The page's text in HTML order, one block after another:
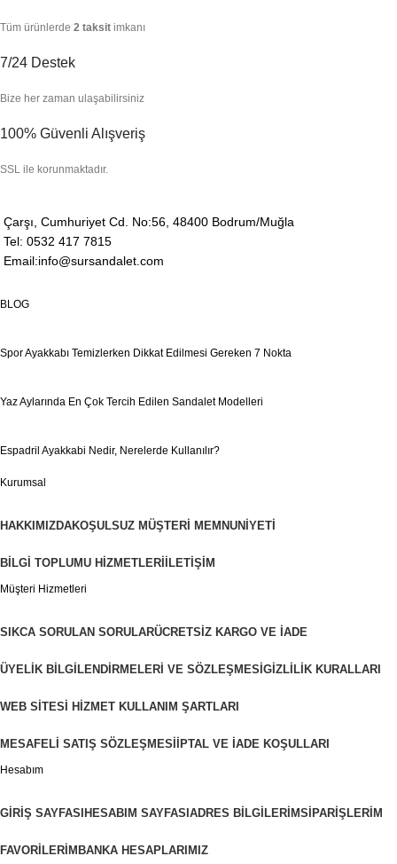
Tüm ürünlerde 2 taksit imkanı
7/24 Destek
Bize her zaman ulaşabilirsiniz
100% Güvenli Alışveriş
SSL ile korunmaktadır.
Çarşı, Cumhuriyet Cd. No:56, 48400 Bodrum/Muğla
Tel: 0532 417 7815
Email:info@sursandalet.com
BLOG
Spor Ayakkabı Temizlerken Dikkat Edilmesi Gereken 7 Nokta
Yaz Aylarında En Çok Tercih Edilen Sandalet Modelleri
Espadril Ayakkabi Nedir, Nerelerde Kullanılır?
Kurumsal
HAKKIMIZDAKOŞULSUZ MÜŞTERI MEMNUNIYETI
BILGI TOPLUMU HIZMETLERIİLETIŞIM
Müşteri Hizmetleri
SIKCA SORULAN SORULARÜCRETSIZ KARGO VE İADE
ÜYELIK BILGILENDIRMELERI VE SÖZLEŞMESIGIZLILIK KURALLARI
WEB SITESI HIZMET KULLANIM ŞARTLARI
MESAFELI SATIŞ SÖZLEŞMESIİPTAL VE İADE KOŞULLARI
Hesabım
GIRIŞ SAYFASIHESABIM SAYFASIADRES BILGILERIMSIPARIŞLERIM
FAVORILERIMBANKA HESAPLARIMIZ